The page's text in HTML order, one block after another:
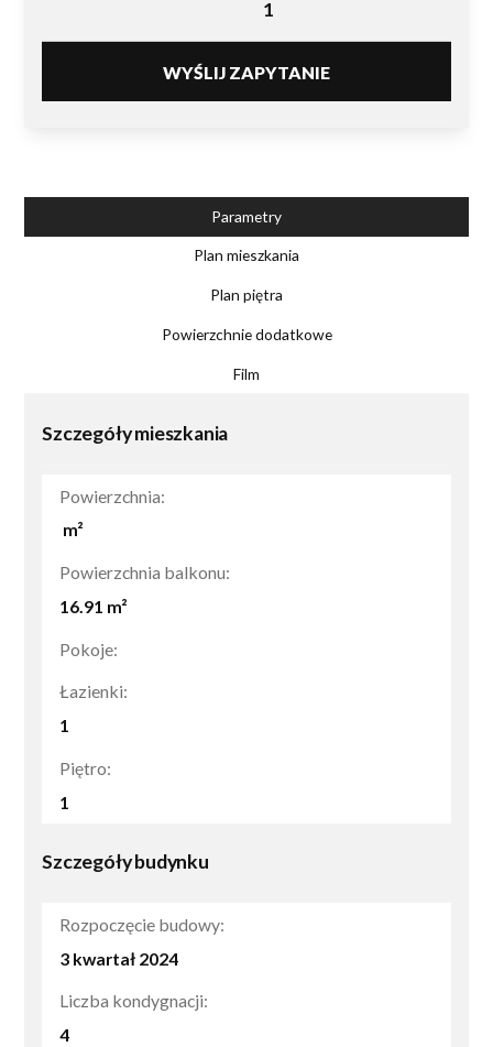
1
WYŚLIJ ZAPYTANIE
Parametry
Plan mieszkania
Plan piętra
Powierzchnie dodatkowe
Film
Szczegóły mieszkania
Powierzchnia:
m²
Powierzchnia balkonu:
16.91 m²
Pokoje:
Łazienki:
1
Piętro:
1
Szczegóły budynku
Rozpoczęcie budowy:
3 kwartał 2024
Liczba kondygnacji:
4